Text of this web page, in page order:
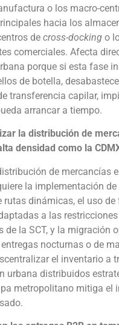
o los macro-
hacia los
de cross-docking o
comerciales. Afecta
porque si esta fase
de botella,
transferencia capilar,
arrancar a tiempo.
la distribución de
densidad como la
de mercancías
la implementación
rutas dinámicas, el uso de
a las
de la SCT, y la migración
nocturnas o de
el inventario a
urbana distribuidos
metropolitano mitiga el